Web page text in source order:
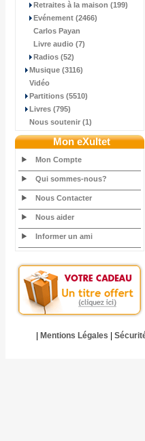
Retraites à la maison (199)
Evénement (2466)
Carlos Payan
Livre audio (7)
Radios (52)
Musique (3116)
Vidéo
Partitions (5510)
Livres (795)
Nous soutenir (1)
Mon eXultet
Mon Compte
Qui sommes-nous?
Nous Contacter
Nous aider
Informer un ami
Mentions Légales